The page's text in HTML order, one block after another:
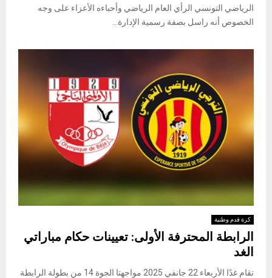
الرياضي التونسي الرأي العام الرياضي وأحباءه الأعزاء على وجه
الخصوص أنه راسل بصفة رسمية الإدارة...
كرة قدم وطنية
الرابطة المحترفة الأولى: تعيينات حكام مباراتي
الغد
تقام غدًا الأربعاء 22 جانفي 2025 مواجهتا الجوة 14 من بطولة الرابطة